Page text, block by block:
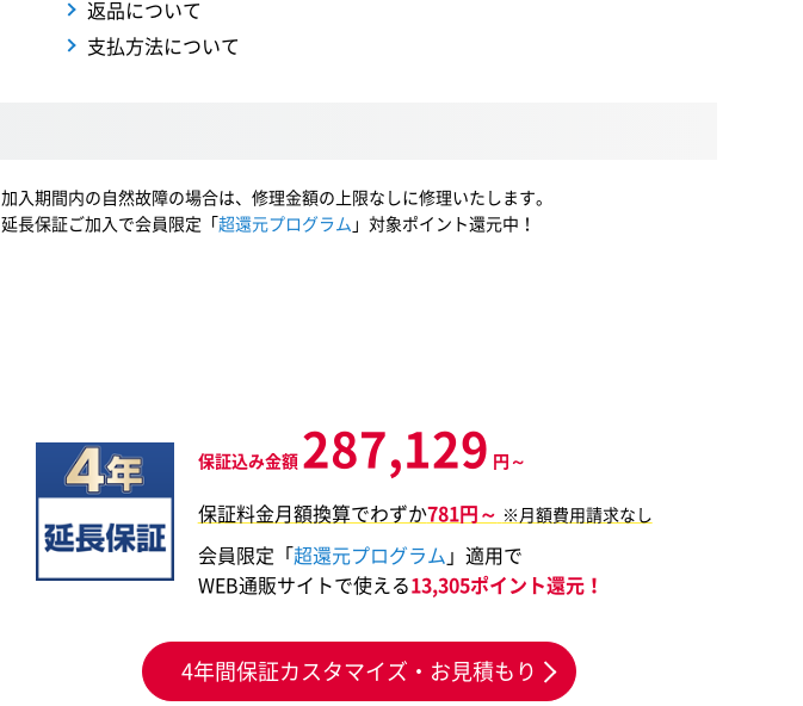
返品について
支払方法について
加入期間内の自然故障の場合は、修理金額の上限なしに修理いたします。
延長保証ご加入で会員限定「超還元プログラム 」対象ポイント還元中！
保証込み金額 287,129 円～
保証料金月額換算でわずか781円～ ※月額費用請求なし
会員限定「超還元プログラム 」適用で
WEB通販サイトで使える13,305ポイント還元！
4年間保証カスタマイズ・お見積もり